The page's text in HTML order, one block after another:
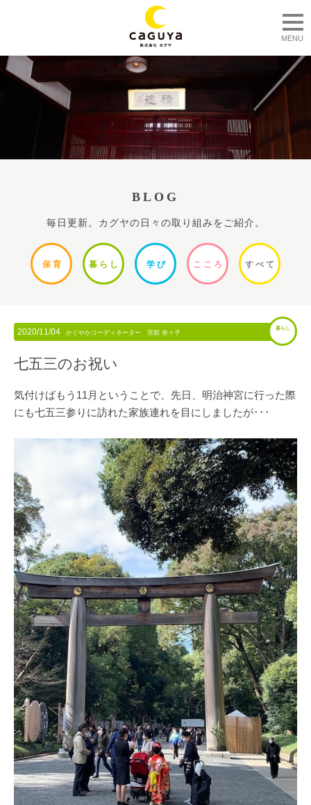
MENU
BLOG
毎日更新。カグヤの日々の取り組みをご紹介。
保 育 暮ら し 学 び ここ ろ すべて
2020/11/04 かぐやかコーディネーター 宮前 奈々子
暮らし
七五三のお祝い
気付けばもう11月ということで、先日、明治神宮に行った際
にも七五三参りに訪れた家族連れを目にしましたが･･･